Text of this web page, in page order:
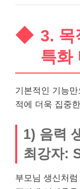
3. 목
특화
기본적인 기능
적에 더욱 집중
1) 음력
최강자:
부모님 생신처럼